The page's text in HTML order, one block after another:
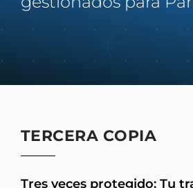
TERCERA COPIA
Tres veces protegido: Tu